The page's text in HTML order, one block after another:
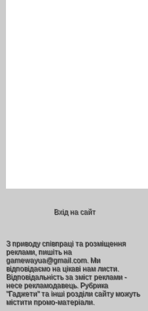
Вхід на сайт
З приводу співпраці та розміщення
реклами, пишіть на
gamewayua@gmail.com. Ми
відповідаємо на цікаві нам листи.
Відповідальність за зміст реклами -
несе рекламодавець. Рубрика
"Гаджети" та інші розділи сайту можуть
містити промо-матеріали.